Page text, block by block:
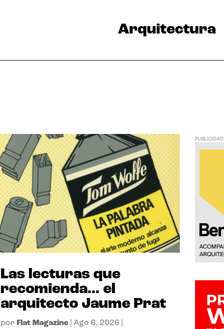
Arquitectura
Las lecturas que
recomienda… el
arquitecto Jaume Prat
por Flat Magazine| Ago 6, 2026
PUBLICIDAD